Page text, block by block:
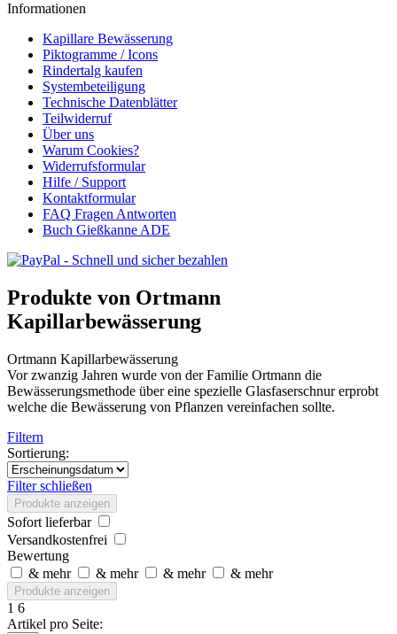
Informationen
Kapillare Bewässerung
Piktogramme / Icons
Rindertalg kaufen
Systembeteiligung
Technische Datenblätter
Teilwiderruf
Über uns
Warum Cookies?
Widerrufsformular
Hilfe / Support
Kontaktformular
FAQ Fragen Antworten
Buch Gießkanne ADE
Produkte von Ortmann
Kapillarbewässerung
Ortmann Kapillarbewässerung
Vor zwanzig Jahren wurde von der Familie Ortmann die
Bewässerungsmethode über eine spezielle Glasfaserschnur erprobt
welche die Bewässerung von Pflanzen vereinfachen sollte.
Filtern
Sortierung:
Filter schließen
Produkte anzeigen
Sofort lieferbar
Versandkostenfrei
Bewertung
& mehr
& mehr & mehr & mehr
Produkte anzeigen
1 6
Artikel pro Seite: